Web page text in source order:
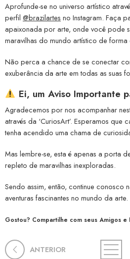
Aprofunde-se no universo artístico
perfil @brazilartes no Instagram. Faça
apaixonada por arte, onde você pode
maravilhas do mundo artístico de
Não perca a chance de se conectar
exuberância da arte em todas as suas
Ei, um Aviso Importante
Agradecemos por nos acompanhar
através da ‘CuriosArt’. Esperamos que
tenha acendido uma chama de
Mas lembre-se, esta é apenas a porta
repleto de maravilhas inexploradas.
Sendo assim, então, continue conosco
aventuras fascinantes no mundo da arte.
Gostou? Compartilhe com seus Amigos e
ANTERIOR